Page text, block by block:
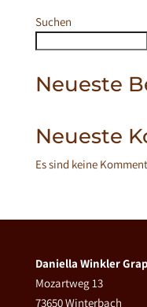
Suchen
Neueste
Neueste
Es sind keine
Daniella Winkler
Mozartweg 13
73650 Winterbach